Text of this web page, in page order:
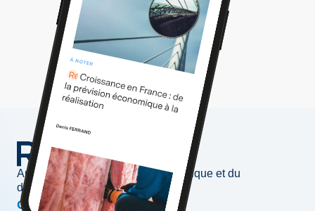
Au service de l'information économique et du
développement des entreprises
Conjoncture & prévisions